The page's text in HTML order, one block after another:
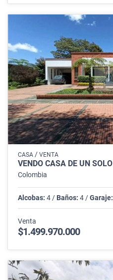
CASA / VENTA
Colombia
Alcobas: 4 / Baños: 4 /Garaje:
Venta
$1.499.970.000